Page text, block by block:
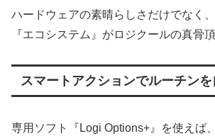
ハードウェアの素晴らしさだけでなく
『エコシステム』がロジクールの真骨頂
スマートアクションでルーチン
専用ソフト『Logi Options+』を使えば